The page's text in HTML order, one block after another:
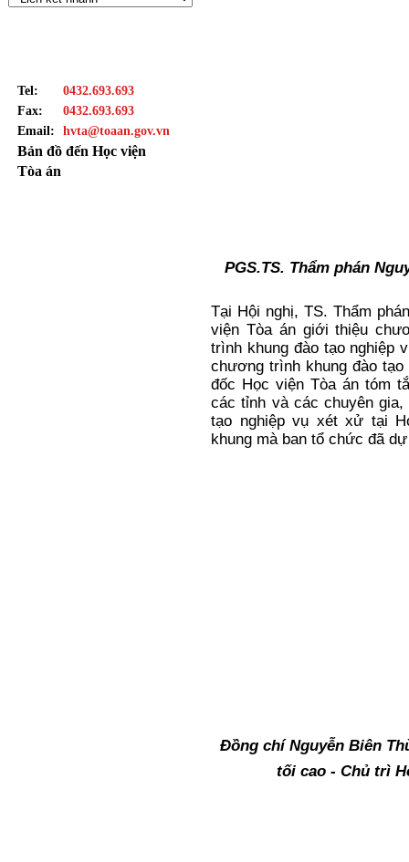
Tel:
0432.693.693
Fax:
0432.693.693
Email:
hvta@toaan.gov.vn
Bản đồ đến Học viện
Tòa án
PGS.TS. Thẩm phán
Tại Hội nghị, TS. Thẩm
viện Tòa ángiới thiệu
trình khung đào tạo nghiệp
chương trình khung đào
đốc Học viện Tòa án tóm